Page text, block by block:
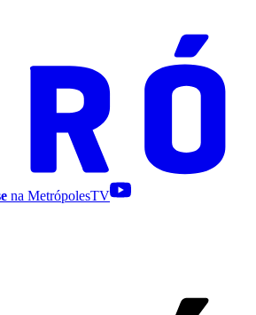
na MetrópolesTV